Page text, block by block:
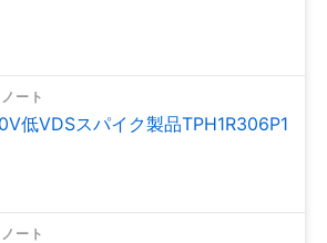
ート
低VDSスパイク製品TPH1R306P1
ート